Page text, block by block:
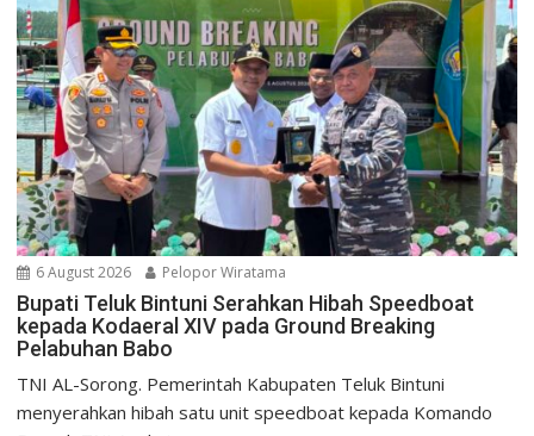
6 August 2026 Pelopor Wiratama
Bupati Teluk Bintuni Serahkan Hibah Speedboat
kepada Kodaeral XIV pada Ground Breaking
Pelabuhan Babo
TNI AL-Sorong. Pemerintah Kabupaten Teluk Bintuni
menyerahkan hibah satu unit speedboat kepada Komando